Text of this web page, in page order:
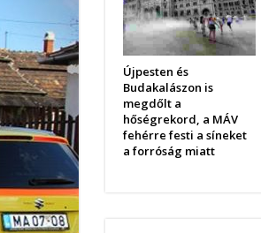
Újpesten és
Budakalászon is
megdőlt a
hőségrekord, a MÁV
fehérre festi a síneket
a forróság miatt